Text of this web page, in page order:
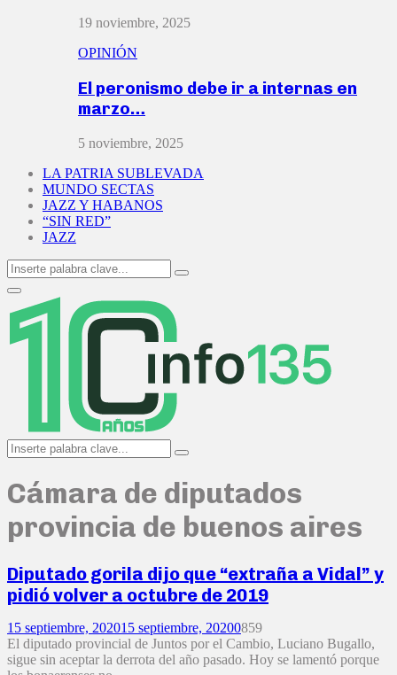
19 noviembre, 2025
OPINIÓN
El peronismo debe ir a internas en
marzo…
5 noviembre, 2025
LA PATRIA SUBLEVADA
MUNDO SECTAS
JAZZ Y HABANOS
“SIN RED”
JAZZ
Search
for:
Search
Primary
Menu
Search
for:
Search
Cámara de diputados
provincia de buenos aires
Diputado gorila dijo que “extraña a Vidal” y
pidió volver a octubre de 2019
15 septiembre, 202015 septiembre, 20200859
El diputado provincial de Juntos por el Cambio, Luciano Bugallo,
sigue sin aceptar la derrota del año pasado. Hoy se lamentó porque